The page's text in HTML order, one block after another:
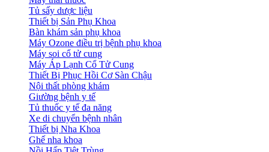
Tủ sấy dược liệu
Thiết bị Sản Phụ Khoa
Bàn khám sản phụ khoa
Máy Ozone điều trị bệnh phụ khoa
Máy soi cổ tử cung
Máy Áp Lạnh Cổ Tử Cung
Thiết Bị Phục Hồi Cơ Sàn Chậu
Nội thất phòng khám
Giường bệnh y tế
Tủ thuốc y tế đa năng
Xe di chuyển bệnh nhân
Thiết bị Nha Khoa
Ghế nha khoa